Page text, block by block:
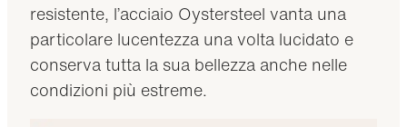
resistente, l’acciaio Oystersteel vanta una
particolare lucentezza una volta lucidato e
conserva tutta la sua bellezza anche nelle
condizioni più estreme.